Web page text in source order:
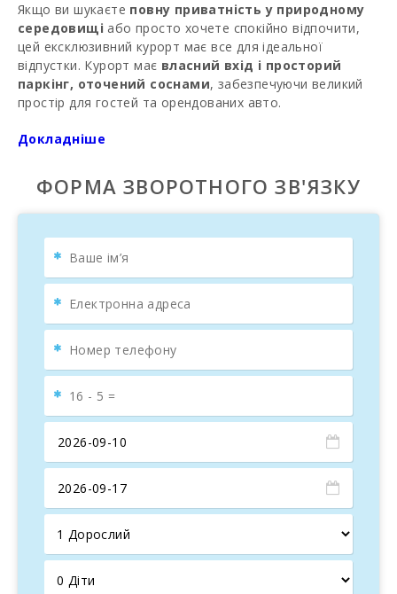
Якщо ви шукаєте повну приватність у природному
середовищі або просто хочете спокійно відпочити,
цей ексклюзивний курорт має все для ідеальної
відпустки. Курорт має власний вхід і просторий
паркінг, оточений соснами, забезпечуючи великий
простір для гостей та орендованих авто.
Цяпростора двоповерхова вілла
будинку. Дві тераси збамбуковими диванами,
подушками та обідніми столамизапрошують
відпочити та насолодитисявидами на море та
ідеальні для читання або відпочинку в затінку. Es Puig
відпочинку з сім′єю або друзями, а також спокійні
куточки в саду, де старовинне оливкове дерево додає
атмосферу спокою.
Інтер′єр вілли поєднує
скандинавський стиль з
просторим та світлим дизайном. Великавідкрита
вітальняз білими меблями, панорамними вікнами,
каміном, телевізором і обіднім столом створює
ідеальний простір для спілкування та відпочинку.
, обладнана довгими стільницями з
виходом на патіо, дозволяєкомфортно
розміститися восьми людям
першому поверсі
двоспальним ліжком та ванною кімнатою – ідеально
для тих, хто хоче уникнути сходів. На другому поверсі
галерея з′єднує три інші спальні, кожна з власною
Докладніше
ФОРМА ЗВОРОТНОГО ЗВ'ЯЗКУ